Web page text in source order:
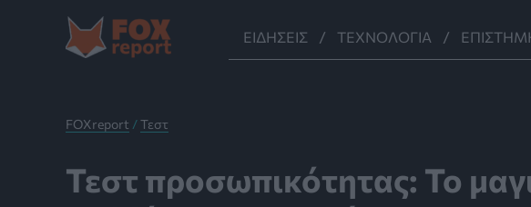
Μετάβαση
περιεχόμενο
ΕΙΔΉΣΕΙΣ ΤΕΧΝΟΛΟΓΊΑ
FOXreport /Τεστ
Τεστ προσωπικότητας: Το